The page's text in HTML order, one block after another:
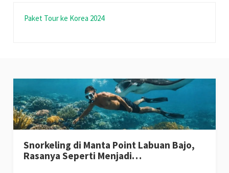
Paket Tour ke Korea 2024
Snorkeling di Manta Point Labuan Bajo,
Rasanya Seperti Menjadi…